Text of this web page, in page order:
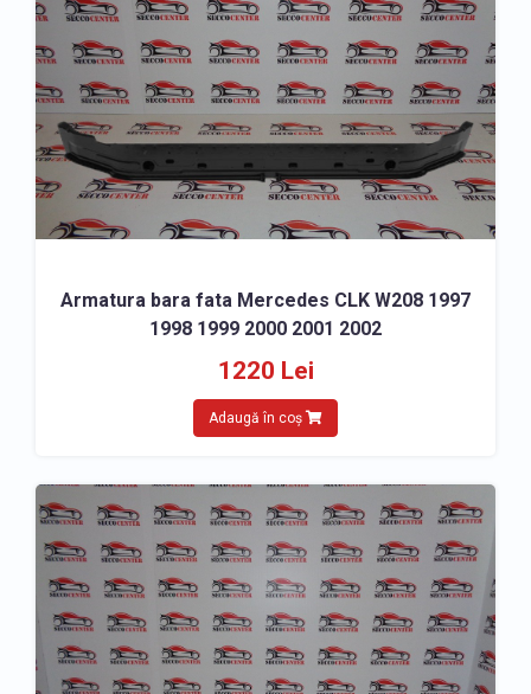
Armatura bara fata Mercedes CLK W208 1997
1998 1999 2000 2001 2002
1220 Lei
Adaugă în coș